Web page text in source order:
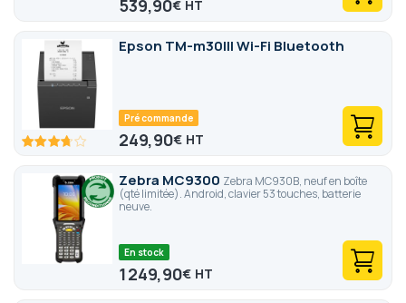
539,90€
Epson TM-m30III Wi-Fi Bluetooth
73.4 100
Pré commande
249,90€
Zebra MC9300 Zebra MC930B, neuf en boîte
(qté limitée). Android, clavier 53 touches, batterie
neuve.
En stock
1 249,90€